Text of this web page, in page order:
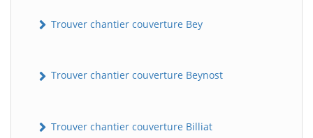
Trouver chantier couverture Bey
Trouver chantier couverture Beynost
Trouver chantier couverture Billiat